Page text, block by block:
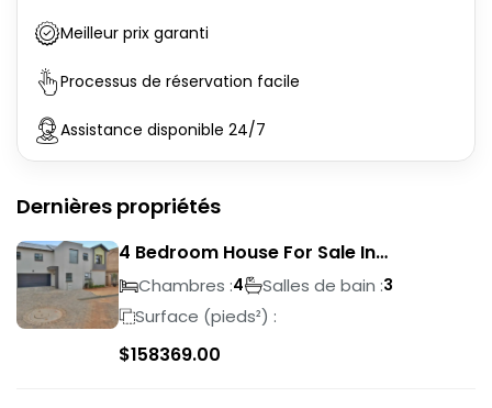
Meilleur prix garanti
Processus de réservation facile
Assistance disponible 24/7
Dernières propriétés
4 Bedroom House For Sale In
Magalieskruin
Chambres :4 Salles de bain :3
Surface (pieds²) :
$158369.00